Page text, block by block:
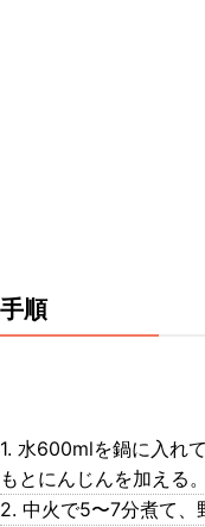
手順
1. 水600mlを鍋に入れ
もとにんじんを加える。
2. 中火で5〜7分煮て、